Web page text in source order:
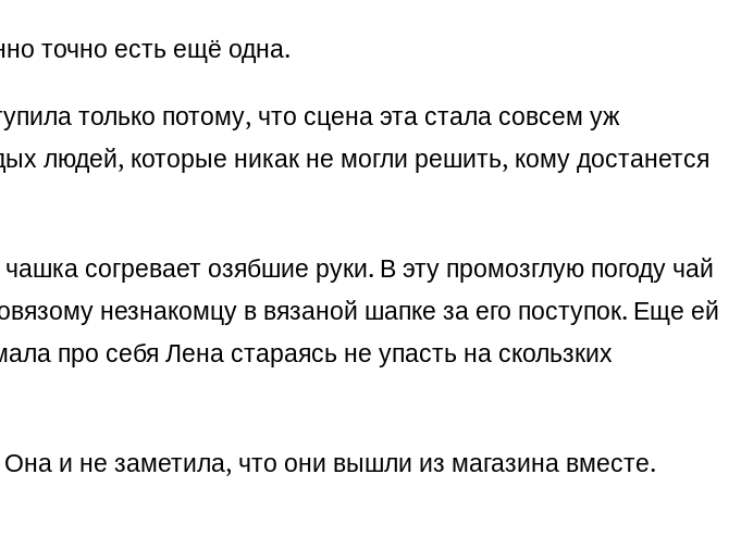
точно есть ещё одна.
только потому, что сцена эта стала совсем уж
людей, которые никак не могли решить, кому достанется
согревает озябшие руки. В эту промозглую погоду чай
незнакомцу в вязаной шапке за его поступок. Еще ей
про себя Лена стараясь не упасть на скользких
и не заметила, что они вышли из магазина вместе.